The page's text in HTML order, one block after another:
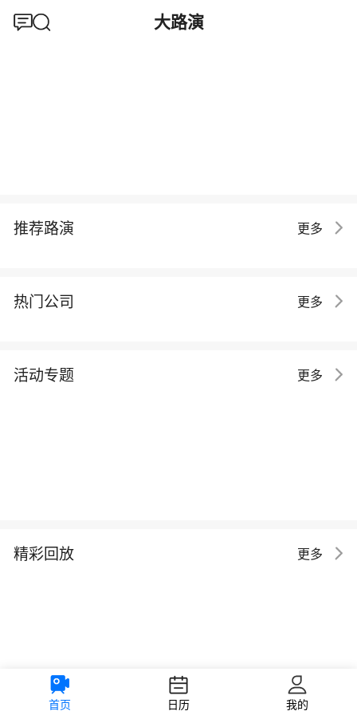
大路演
推荐路演 更多
热门公司 更多
活动专题 更多
精彩回放 更多
首页 日历 我的